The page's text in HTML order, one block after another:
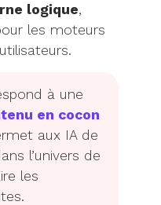
logique,
les moteurs
à une
en cocon
aux IA de
l’univers de
les